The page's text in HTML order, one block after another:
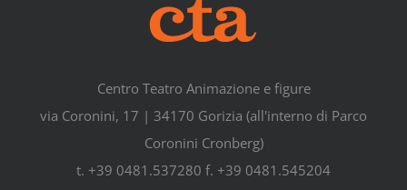
Centro Teatro Animazione e figure
via Coronini, 17 | 34170 Gorizia (all'interno di Parco
Coronini Cronberg)
t. +39 0481.537280 f. +39 0481.545204